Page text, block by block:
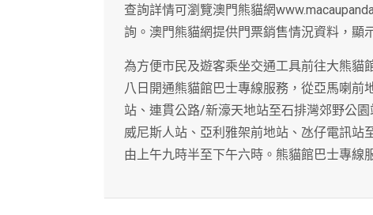
查詢詳情可瀏覽澳門熊貓網
詢。澳門熊貓網提供門票銷售情況資料，顯
為方便市民及遊客乘坐交通工具前往大熊貓
八日開通熊貓館巴士專線服務，從亞馬喇前
站、連貫公路/新濠天地站至石排灣郊野公
威尼斯人站、亞利雅架前地站、氹仔電訊站
由上午九時半至下午六時。熊貓館巴士專線